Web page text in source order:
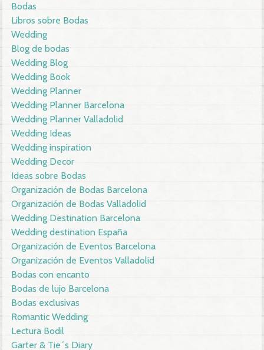
Bodas
Libros sobre Bodas
Wedding
Blog de bodas
Wedding Blog
Wedding Book
Wedding Planner
Wedding Planner Barcelona
Wedding Planner Valladolid
Wedding Ideas
Wedding inspiration
Wedding Decor
Ideas sobre Bodas
Organización de Bodas Barcelona
Organización de Bodas Valladolid
Wedding Destination Barcelona
Wedding destination España
Organización de Eventos Barcelona
Organización de Eventos Valladolid
Bodas con encanto
Bodas de lujo Barcelona
Bodas exclusivas
Romantic Wedding
Lectura Bodil
Garter & Tie´s Diary